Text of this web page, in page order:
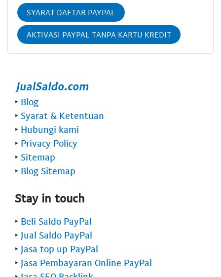
SYARAT DAFTAR PAYPAL
AKTIVASI PAYPAL TANPA KARTU KREDIT
‣ Blog
‣ Syarat & Ketentuan
‣ Hubungi kami
‣ Privacy Policy
‣ Sitemap
‣ Blog Sitemap
Stay in touch
‣ Beli Saldo PayPal
‣ Jual Saldo PayPal
‣ Jasa top up PayPal
‣ Jasa Pembayaran Online PayPal